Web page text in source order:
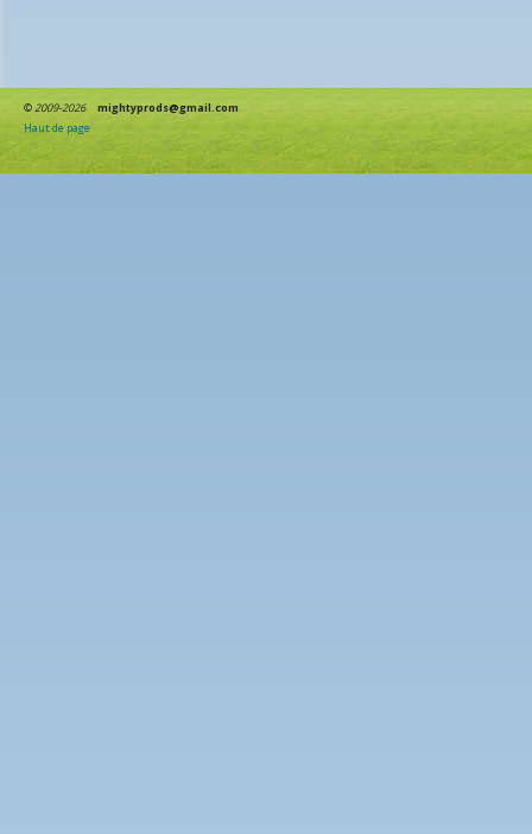
©2009-2026
mightyprods@gmail.com
Haut de page